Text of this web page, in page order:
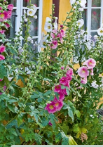
Havestof
0resultater
Arrangementer
0resultater
Shop
0resultater